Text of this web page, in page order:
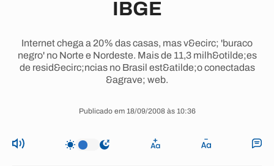
IBGE
Internet chega a 20% das casas, mas v&ecirc; 'buraco
negro' no Norte e Nordeste. Mais de 11,3 milh&otilde;es
de resid&ecirc;ncias no Brasil est&atilde;o conectadas
&agrave; web.
Publicado em 18/09/2008 às 10:36